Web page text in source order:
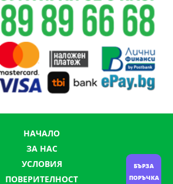
НАЧАЛО
ЗА НАС
УСЛОВИЯ
ПОВЕРИТЕЛНОСТ
БЪРЗА
ПОРЪЧКА